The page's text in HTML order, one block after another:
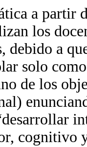
a partir
los
debido a
solo
de los
cognitivo